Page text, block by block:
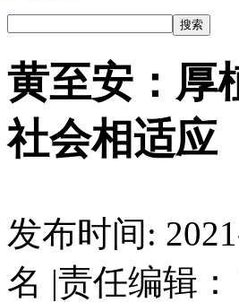
黄至安：厚
社会相适应
发布时间:
名 |责任编辑